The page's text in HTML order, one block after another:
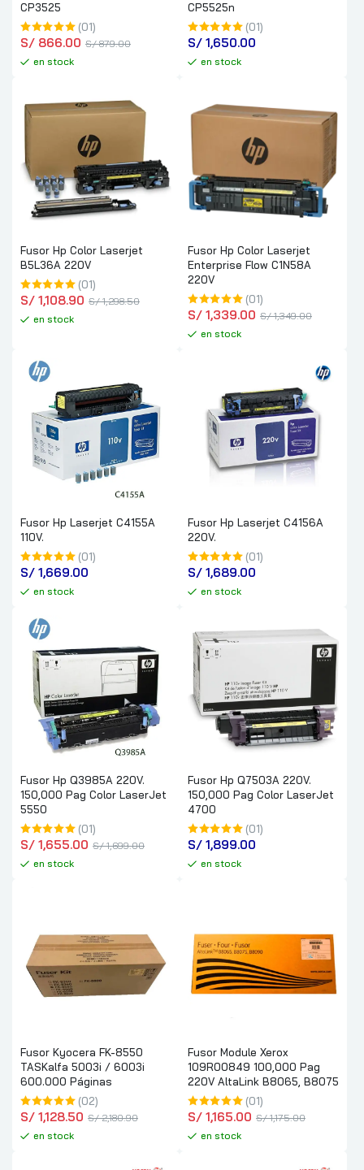
CP3525
(01)
S/ 879.00
S/ 866.00
en stock
CP5525n
(01)
S/ 1,650.00
en stock
Fusor Hp Color Laserjet
B5L36A 220V
(01)
S/ 1,298.50
S/ 1,108.90
en stock
Fusor Hp Color Laserjet
Enterprise Flow C1N58A
220V
(01)
S/ 1,349.00
S/ 1,339.00
en stock
Fusor Hp Laserjet C4155A
110V.
(01)
S/ 1,669.00
en stock
Fusor Hp Laserjet C4156A
220V.
(01)
S/ 1,689.00
en stock
Fusor Hp Q3985A 220V.
150,000 Pag Color LaserJet
5550
(01)
S/ 1,699.00
S/ 1,655.00
en stock
Fusor Hp Q7503A 220V.
150,000 Pag Color LaserJet
4700
(01)
S/ 1,899.00
en stock
Fusor Kyocera FK-8550
TASKalfa 5003i / 6003i
600.000 Páginas
(02)
S/ 2,180.90
S/ 1,128.50
en stock
Fusor Module Xerox
109R00849 100,000 Pag
220V AltaLink B8065, B8075
(01)
S/ 1,175.00
S/ 1,165.00
en stock